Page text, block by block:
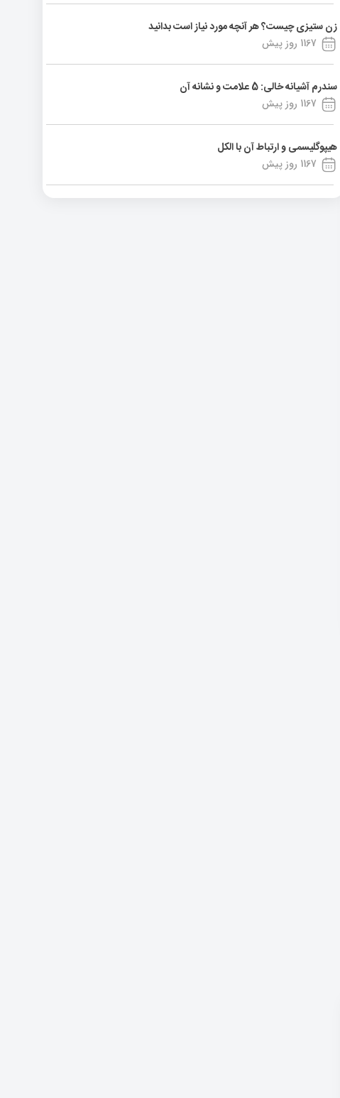
زن ستیزی چیست؟ هر آنچه مورد نیاز است بدانید
1167 روز پیش
سندرم آشیانه خالی: 5 علامت و نشانه آن
1167 روز پیش
هیپوگلیسمی و ارتباط آن با الکل
1167 روز پیش